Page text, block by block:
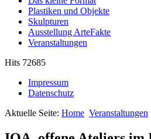
Plastiken und Objekte
Skulpturen
Ausstellung ArteFakte
Veranstaltungen
Hits 72685
Impressum
Datenschutz
Aktuelle Seite: Home Veranstaltungen